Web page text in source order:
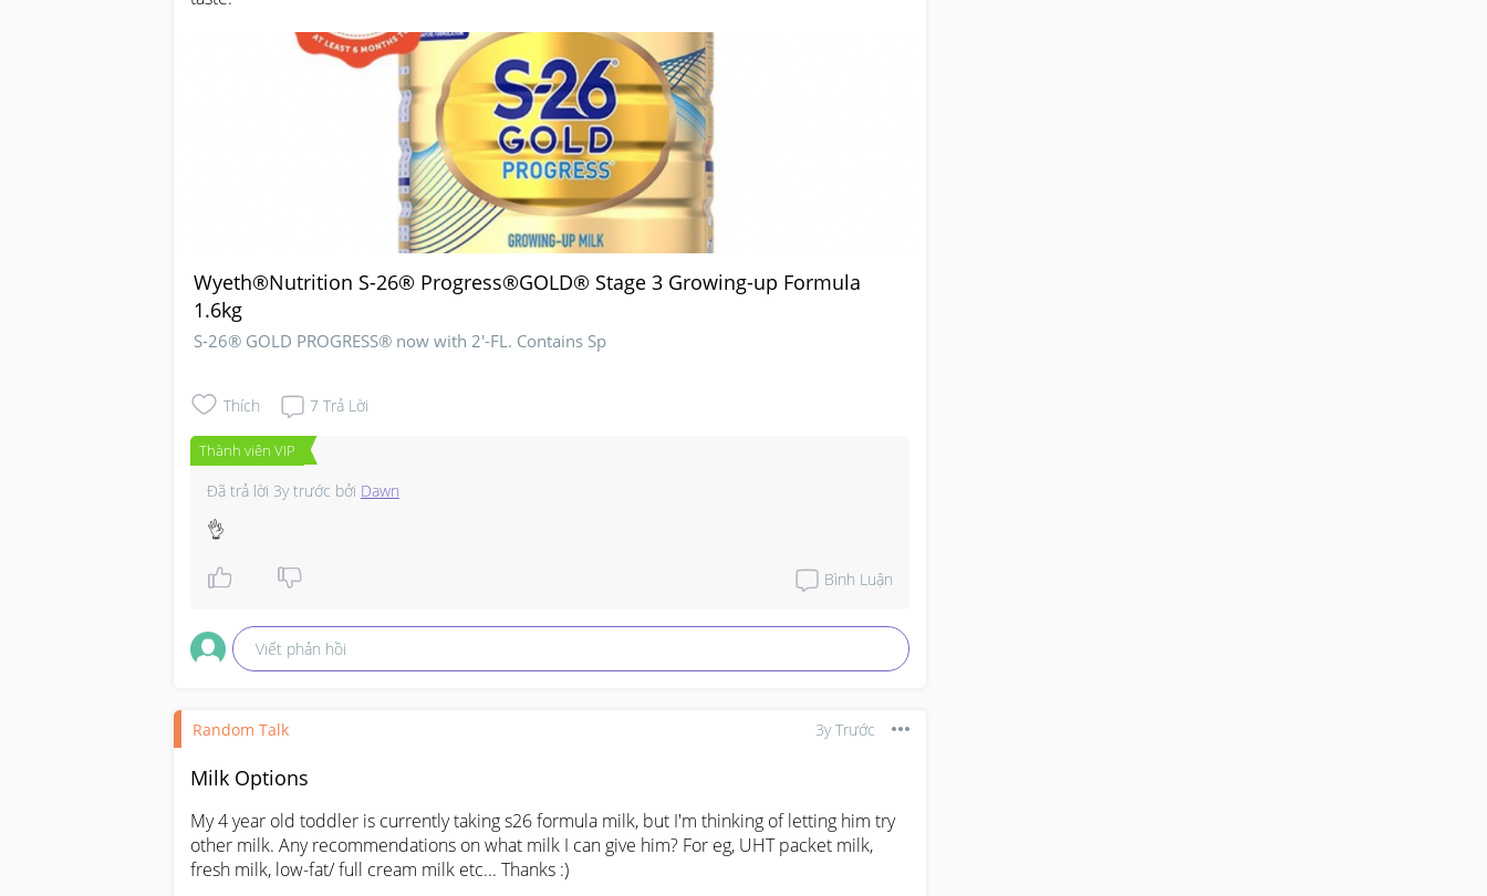
Wyeth®Nutrition S-26® Progress®GOLD® Stage 3 Growing-up Formula
1.6kg
S-26® GOLD PROGRESS® now with 2'-FL. Contains Sp
Thích 7 Trả Lời
Thành viên VIP
Đã trả lời 3y trước bởi Dawn
👌
Bình Luận
Viết phản hồi
Random Talk 3y Trước
Milk Options
My 4 year old toddler is currently taking s26 formula milk, but I'm thinking of letting him try
other milk. Any recommendations on what milk I can give him? For eg, UHT packet milk,
fresh milk, low-fat/ full cream milk etc... Thanks :)